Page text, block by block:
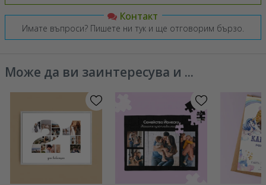
Контакт
Имате въпроси? Пишете ни тук и ще отговорим бързо.
Може да ви заинтересува и ...